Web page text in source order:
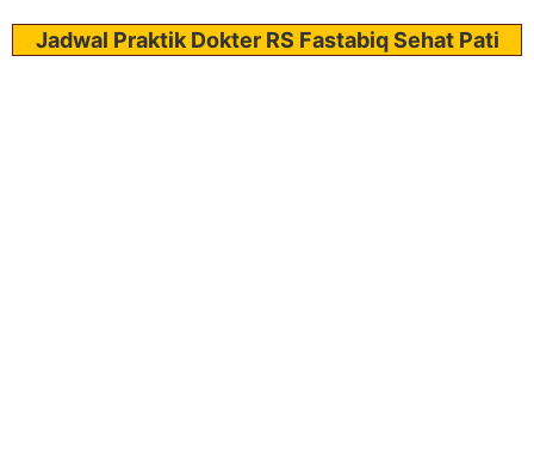
Jadwal Praktik Dokter RS Fastabiq Sehat Pati